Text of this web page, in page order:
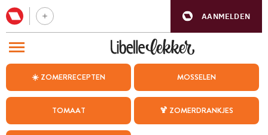
AANMELDEN
☀️ ZOMERRECEPTEN MOSSELEN
TOMAAT 🍹 ZOMERDRANKJES
BEZOEK ONZE ANDERE WEBSITES
WEEKMENU